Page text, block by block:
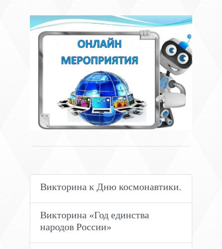
Викторина к Дню космонавтики.
Викторина «Год единства
народов России»